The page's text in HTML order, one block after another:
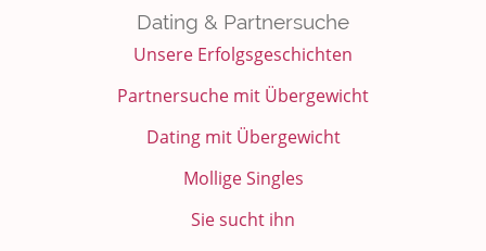
Dating & Partnersuche
Unsere Erfolgsgeschichten
Partnersuche mit Übergewicht
Dating mit Übergewicht
Mollige Singles
Sie sucht ihn